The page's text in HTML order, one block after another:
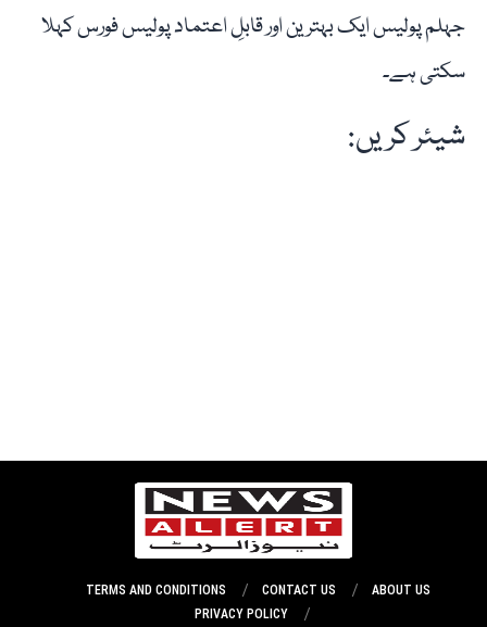
جہلم پولیس ایک بہترین اور قابلِ اعتماد پولیس فورس کہلا
سکتی ہے۔
شیئر کریں:
ABOUT US
CONTACT US
TERMS AND CONDITIONS
PRIVACY POLICY